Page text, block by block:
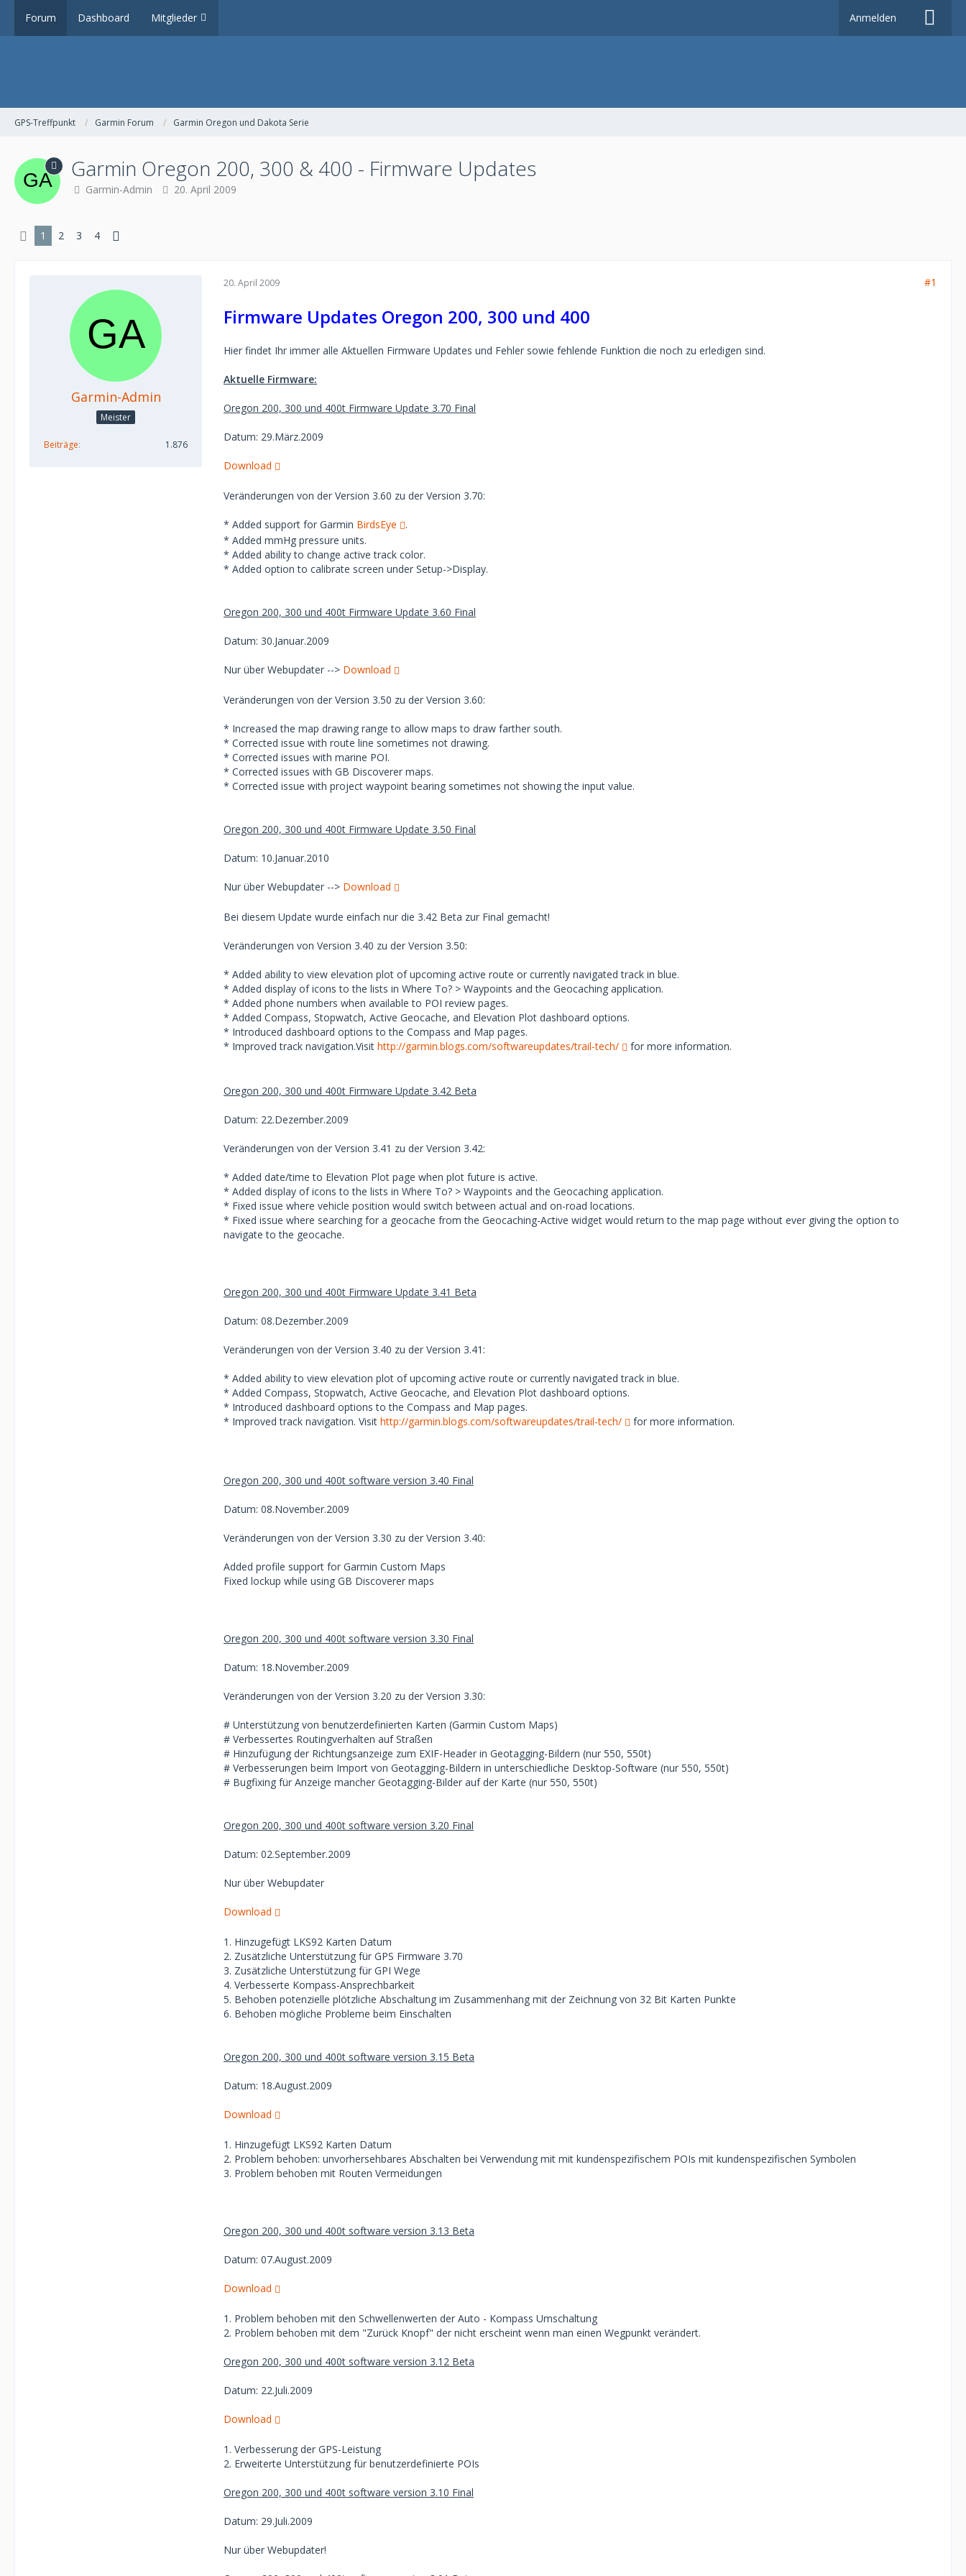
Forum Dashboard Mitglieder Anmelden
GPS-Treffpunkt Garmin Forum Garmin Oregon und Dakota Serie
Garmin Oregon 200, 300 & 400 - Firmware Updates
Garmin-Admin 20. April 2009
1 2 3 4
Garmin-Admin
Meister
Beiträge 1.876
20. April 2009 #1
Firmware Updates Oregon 200, 300 und 400
Hier findet Ihr immer alle Aktuellen Firmware Updates und Fehler sowie fehlende Funktion die noch zu erledigen sind.
Aktuelle Firmware:
Oregon 200, 300 und 400t Firmware Update 3.70 Final
Datum: 29.März.2009
Download
Veränderungen von der Version 3.60 zu der Version 3.70:
* Added support for Garmin BirdsEye
.
* Added mmHg pressure units.
* Added ability to change active track color.
* Added option to calibrate screen under Setup->Display.
Oregon 200, 300 und 400t Firmware Update 3.60 Final
Datum: 30.Januar.2009
Nur über Webupdater --> Download
Veränderungen von der Version 3.50 zu der Version 3.60:
* Increased the map drawing range to allow maps to draw farther south.
* Corrected issue with route line sometimes not drawing.
* Corrected issues with marine POI.
* Corrected issues with GB Discoverer maps.
* Corrected issue with project waypoint bearing sometimes not showing the input value.
Oregon 200, 300 und 400t Firmware Update 3.50 Final
Datum: 10.Januar.2010
Nur über Webupdater --> Download
Bei diesem Update wurde einfach nur die 3.42 Beta zur Final gemacht!
Veränderungen von Version 3.40 zu der Version 3.50:
* Added ability to view elevation plot of upcoming active route or currently navigated track in blue.
* Added display of icons to the lists in Where To? > Waypoints and the Geocaching application.
* Added phone numbers when available to POI review pages.
* Added Compass, Stopwatch, Active Geocache, and Elevation Plot dashboard options.
* Introduced dashboard options to the Compass and Map pages.
* Improved track navigation.Visit http://garmin.blogs.com/softwareupdates/trail-tech/ for more information.
Oregon 200, 300 und 400t Firmware Update 3.42 Beta
Datum: 22.Dezember.2009
Veränderungen von der Version 3.41 zu der Version 3.42:
* Added date/time to Elevation Plot page when plot future is active.
* Added display of icons to the lists in Where To? > Waypoints and the Geocaching application.
* Fixed issue where vehicle position would switch between actual and on-road locations.
* Fixed issue where searching for a geocache from the Geocaching-Active widget would return to the map page without ever giving the option to
navigate to the geocache.
Oregon 200, 300 und 400t Firmware Update 3.41 Beta
Datum: 08.Dezember.2009
Veränderungen von der Version 3.40 zu der Version 3.41:
* Added ability to view elevation plot of upcoming active route or currently navigated track in blue.
* Added Compass, Stopwatch, Active Geocache, and Elevation Plot dashboard options.
* Introduced dashboard options to the Compass and Map pages.
* Improved track navigation. Visit http://garmin.blogs.com/softwareupdates/trail-tech/ for more information.
Oregon 200, 300 und 400t software version 3.40 Final
Datum: 08.November.2009
Veränderungen von der Version 3.30 zu der Version 3.40:
Added profile support for Garmin Custom Maps
Fixed lockup while using GB Discoverer maps
Oregon 200, 300 und 400t software version 3.30 Final
Datum: 18.November.2009
Veränderungen von der Version 3.20 zu der Version 3.30:
# Unterstützung von benutzerdefinierten Karten (Garmin Custom Maps)
# Verbessertes Routingverhalten auf Straßen
# Hinzufügung der Richtungsanzeige zum EXIF-Header in Geotagging-Bildern (nur 550, 550t)
# Verbesserungen beim Import von Geotagging-Bildern in unterschiedliche Desktop-Software (nur 550, 550t)
# Bugfixing für Anzeige mancher Geotagging-Bilder auf der Karte (nur 550, 550t)
Oregon 200, 300 und 400t software version 3.20 Final
Datum: 02.September.2009
Nur über Webupdater
Download
1. Hinzugefügt LKS92 Karten Datum
2. Zusätzliche Unterstützung für GPS Firmware 3.70
3. Zusätzliche Unterstützung für GPI Wege
4. Verbesserte Kompass-Ansprechbarkeit
5. Behoben potenzielle plötzliche Abschaltung im Zusammenhang mit der Zeichnung von 32 Bit Karten Punkte
6. Behoben mögliche Probleme beim Einschalten
Oregon 200, 300 und 400t software version 3.15 Beta
Datum: 18.August.2009
Download
1. Hinzugefügt LKS92 Karten Datum
2. Problem behoben: unvorhersehbares Abschalten bei Verwendung mit mit kundenspezifischem POIs mit kundenspezifischen Symbolen
3. Problem behoben mit Routen Vermeidungen
Oregon 200, 300 und 400t software version 3.13 Beta
Datum: 07.August.2009
Download
1. Problem behoben mit den Schwellenwerten der Auto - Kompass Umschaltung
2. Problem behoben mit dem "Zurück Knopf" der nicht erscheint wenn man einen Wegpunkt verändert.
Oregon 200, 300 und 400t software version 3.12 Beta
Datum: 22.Juli.2009
Download
1. Verbesserung der GPS-Leistung
2. Erweiterte Unterstützung für benutzerdefinierte POIs
Oregon 200, 300 und 400t software version 3.10 Final
Datum: 29.Juli.2009
Nur über Webupdater!